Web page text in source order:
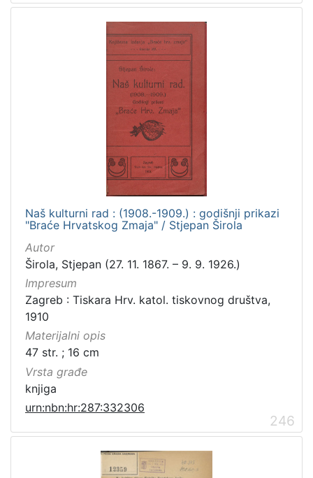
Naš kulturni rad : (1908.-1909.) : godišnji prikazi
"Braće Hrvatskog Zmaja" / Stjepan Širola
Autor
Širola, Stjepan (27. 11. 1867. – 9. 9. 1926.)
Impresum
Zagreb : Tiskara Hrv. katol. tiskovnog društva,
1910
Materijalni opis
47 str. ; 16 cm
Vrsta građe
knjiga
urn:nbn:hr:287:332306
246